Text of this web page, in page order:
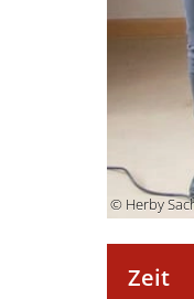
© Herby
Zeit